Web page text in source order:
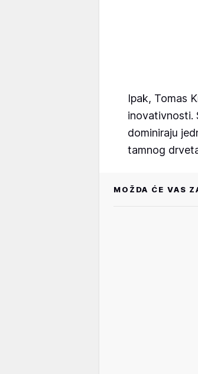
Ipak, Tomas
inovativnosti.
dominiraju
tamnog
MOŽDA ĆE VAS